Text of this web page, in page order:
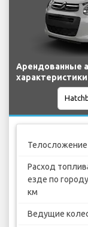
Арендованные
характеристики
Телосложение
Расход
езде по
км
Ведущие